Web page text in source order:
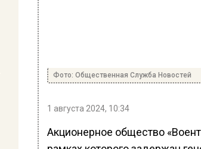
Фото: Общественная Служба Новостей
1 августа 2024, 10:34
Акционерное общество